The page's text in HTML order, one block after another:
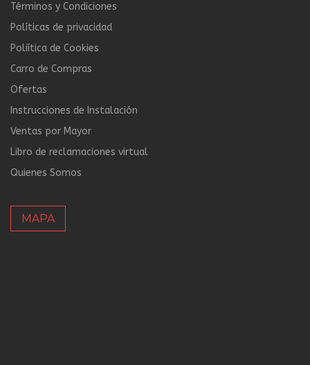
Términos y Condiciones
Políticas de privacidad
Poliítica de Cookies
Carro de Compras
Ofertas
Instrucciones de Instalación
Ventas por Mayor
Libro de reclamaciones virtual
Quienes Somos
MAPA